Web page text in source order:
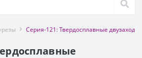
Серия-121: Твердосплавные